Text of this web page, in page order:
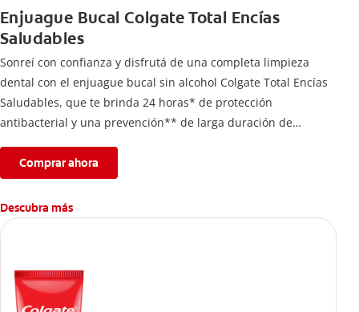
Enjuague Bucal Colgate Total Encías
Saludables
Sonreí con confianza y disfrutá de una completa limpieza
dental con el enjuague bucal sin alcohol Colgate Total Encías
Saludables, que te brinda 24 horas* de protección
antibacterial y una prevención** de larga duración de
Comprar ahora
Descubra más